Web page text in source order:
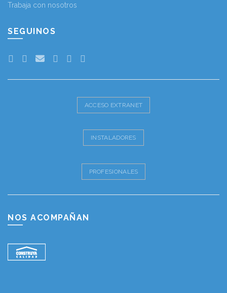
Trabaja con nosotros
SEGUINOS
ACCESO EXTRANET
INSTALADORES
PROFESIONALES
NOS ACOMPAÑAN